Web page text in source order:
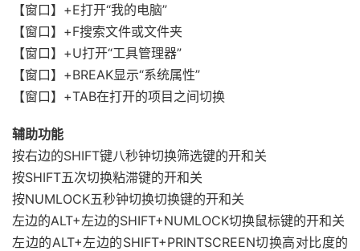
【窗口】+E打开“我的电脑”
【窗口】+F搜索文件或文件夹
【窗口】+U打开“工具管理器”
【窗口】+BREAK显示“系统属性”
【窗口】+TAB在打开的项目之间切换
辅助功能
按右边的SHIFT键八秒钟切换筛选键的开和关
按SHIFT五次切换粘滞键的开和关
按NUMLOCK五秒钟切换切换键的开和关
左边的ALT+左边的SHIFT+NUMLOCK切换鼠标键的开和关
左边的ALT+左边的SHIFT+PRINTSCREEN切换高对比度的